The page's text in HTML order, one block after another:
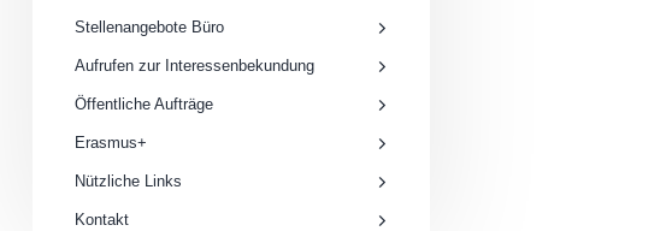
Stellenangebote Büro
Aufrufen zur Interessenbekundung
Öffentliche Aufträge
Erasmus+
Nützliche Links
Kontakt